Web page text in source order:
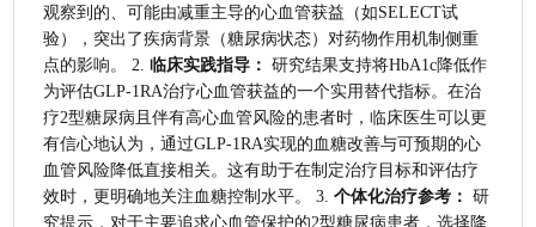
观察到的、可能由减重主导的心血管获益（如SELECT试
验），突出了疾病背景（糖尿病状态）对药物作用机制侧重
点的影响。 2. 临床实践指导： 研究结果支持将HbA1c降低作
为评估GLP-1RA治疗心血管获益的一个实用替代指标。在治
疗2型糖尿病且伴有高心血管风险的患者时，临床医生可以更
有信心地认为，通过GLP-1RA实现的血糖改善与可预期的心
血管风险降低直接相关。这有助于在制定治疗目标和评估疗
效时，更明确地关注血糖控制水平。 3. 个体化治疗参考： 研
究提示，对于主要追求心血管保护的2型糖尿病患者，选择降